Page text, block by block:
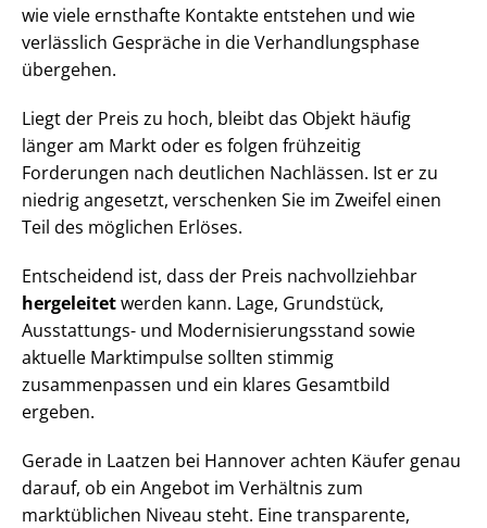
wie viele ernsthafte Kontakte entstehen und wie
verlässlich Gespräche in die Ver­hand­lungs­pha­se
übergehen.
Liegt der Preis zu hoch, bleibt das Objekt häufig
länger am Markt oder es folgen frühzeitig
Forderungen nach deutlichen Nachlässen. Ist er zu
niedrig angesetzt, verschenken Sie im Zweifel einen
Teil des möglichen Erlöses.
Entscheidend ist, dass der Preis nachvollziehbar
hergeleitetwerden kann. Lage, Grundstück,
Ausstattungs- und Mo­der­ni­sie­rungs­stand sowie
aktuelle Marktimpulse sollten stimmig
zusammenpassen und ein klares Gesamtbild
ergeben.
Gerade in Laatzen bei Hannover achten Käufer genau
darauf, ob ein Angebot im Verhältnis zum
marktüblichen Niveau steht. Eine transparente,